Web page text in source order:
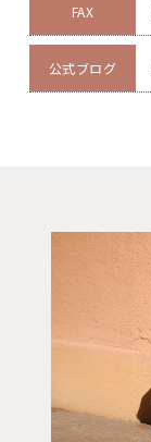
FAX
公式ブログ